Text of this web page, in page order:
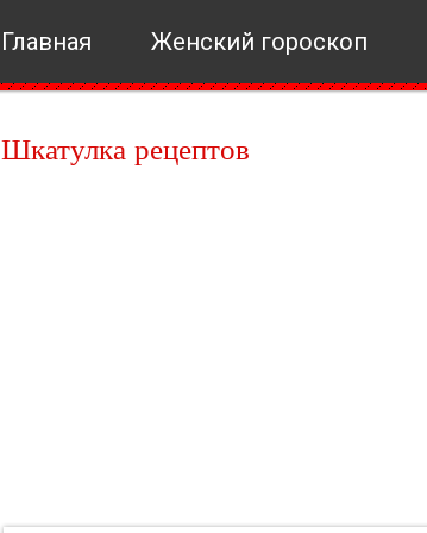
Главная Женский гороскоп
Шкатулка рецептов